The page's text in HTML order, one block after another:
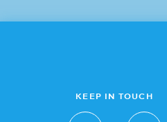
KEEP IN TOUCH